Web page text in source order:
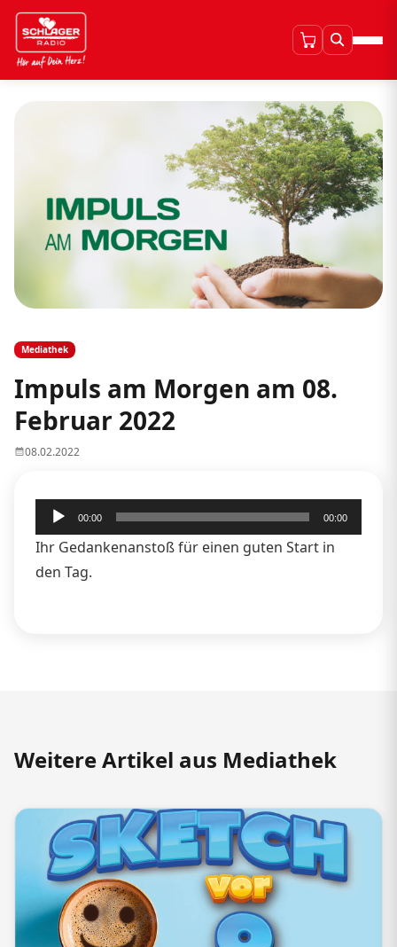
Mediathek
Impuls am Morgen am 08.
Februar 2022
08.02.2022
Audio-
Player
00:00 00:00
Ihr Gedankenanstoß für einen guten Start in
den Tag.
Weitere Artikel aus Mediathek